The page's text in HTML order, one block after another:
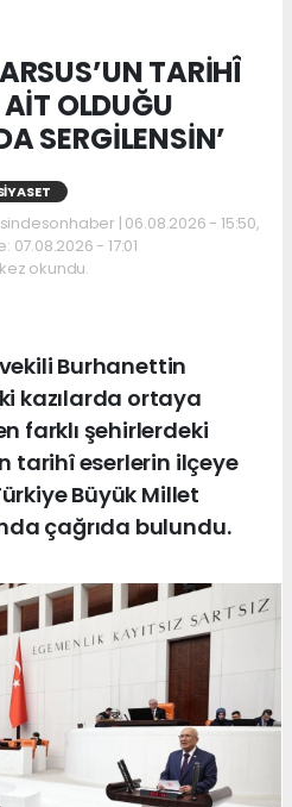
TARİHÎ
AİT OLDUĞU
SERGİLENSİN’
| 06.08.2026 - 15:50,
07.08.2026 - 17:01
okundu.
Burhanettin
kazılarda ortaya
farklı şehirlerdeki
tarihî eserlerin ilçeye
Büyük Millet
çağrıda bulundu.